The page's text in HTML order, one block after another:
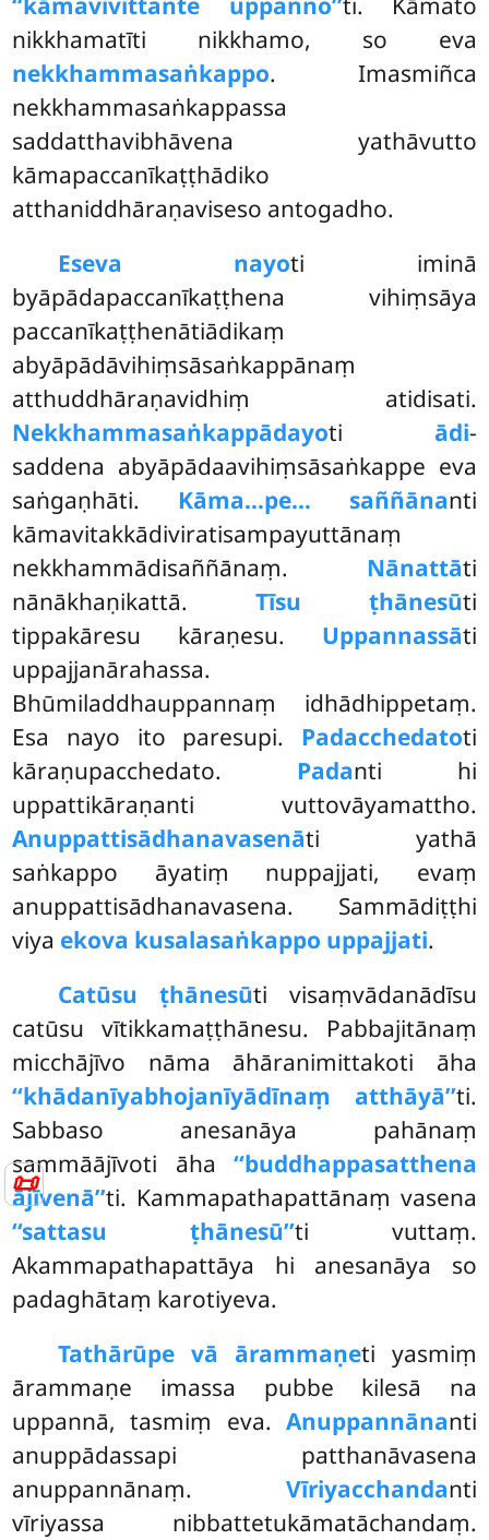
📜
nikkhamatīti nikkhamo, so eva
nekkhammasaṅkappo. Imasmiñca
nekkhammasaṅkappassa
saddatthavibhāvena yathāvutto
kāmapaccanīkaṭṭhādiko
atthaniddhāraṇaviseso antogadho.
Eseva nayoti iminā
byāpādapaccanīkaṭṭhena vihiṃsāya
paccanīkaṭṭhenātiādikaṃ
abyāpādāvihiṃsāsaṅkappānaṃ
atthuddhāraṇavidhiṃ atidisati.
Nekkhammasaṅkappādayoti ādi-
saddena abyāpādaavihiṃsāsaṅkappe eva
saṅgaṇhāti. Kāma…pe… saññānanti
kāmavitakkādiviratisampayuttānaṃ
nekkhammādisaññānaṃ. Nānattāti
nānākhaṇikattā. Tīsu ṭhānesūti
tippakāresu kāraṇesu. Uppannassāti
uppajjanārahassa.
Bhūmiladdhauppannaṃ idhādhippetaṃ.
Esa nayo ito paresupi. Padacchedatoti
kāraṇupacchedato. Padanti hi
uppattikāraṇanti vuttovāyamattho.
Anuppattisādhanavasenāti yathā
saṅkappo āyatiṃ nuppajjati, evaṃ
anuppattisādhanavasena. Sammādiṭṭhi
viya ekova kusalasaṅkappo uppajjati.
Catūsu ṭhānesūti visaṃvādanādīsu
catūsu vītikkamaṭṭhānesu. Pabbajitānaṃ
micchājīvo nāma āhāranimittakoti āha
‘‘khādanīyabhojanīyādīnaṃ atthāyā’’ti.
Sabbaso anesanāya pahānaṃ
sammāājīvoti āha ‘‘buddhappasatthena
ājīvenā’’ti. Kammapathapattānaṃ vasena
‘‘sattasu ṭhānesū’’ti vuttaṃ.
Akammapathapattāya hi anesanāya so
padaghātaṃ karotiyeva.
Tathārūpe vā ārammaṇeti yasmiṃ
ārammaṇe imassa pubbe kilesā na
uppannā, tasmiṃ eva. Anuppannānanti
anuppādassapi patthanāvasena
anuppannānaṃ. Vīriyacchandanti
vīriyassa nibbattetukāmatāchandaṃ.